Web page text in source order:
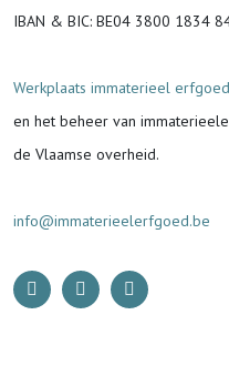
IBAN & BIC: BE04 3800 1834
Werkplaats immaterieel erfgoed
en het beheer van
de Vlaamse overheid.
info@immaterieelerfgoed.be